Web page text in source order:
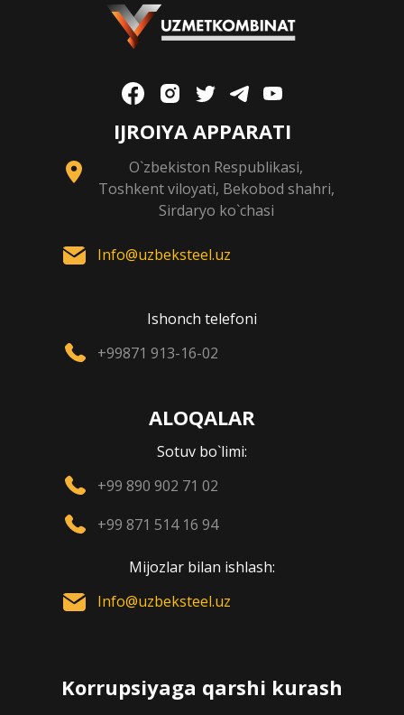
IJROIYA APPARATI
O`zbekiston Respublikasi,
Toshkent viloyati, Bekobod shahri,
Sirdaryo ko`chasi
Info@uzbeksteel.uz
Ishonch telefoni
+99871 913-16-02
ALOQALAR
Sotuv bo`limi:
+99 890 902 71 02
+99 871 514 16 94
Mijozlar bilan ishlash:
Info@uzbeksteel.uz
Korrupsiyaga qarshi kurash